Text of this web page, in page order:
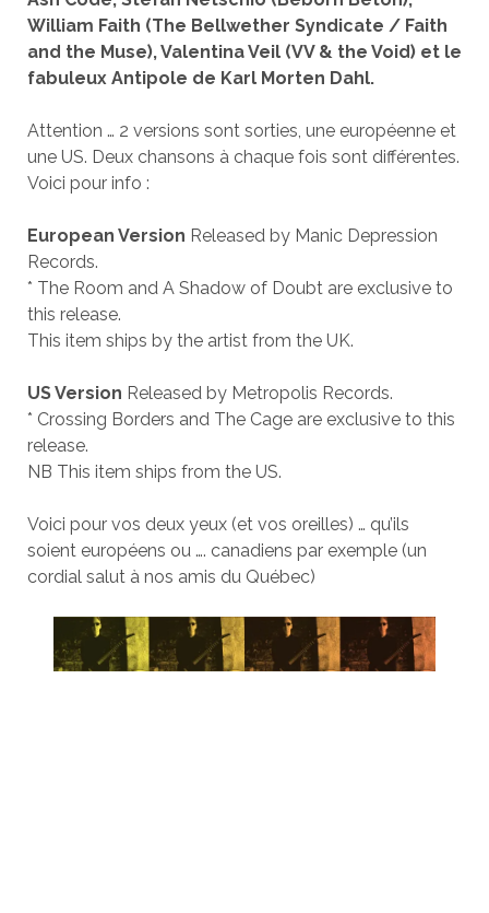
William Faith (The Bellwether Syndicate / Faith
and the Muse), Valentina Veil (VV & the Void) et le
fabuleux Antipole de Karl Morten Dahl.
Attention … 2 versions sont sorties, une européenne et
une US. Deux chansons à chaque fois sont différentes.
Voici pour info :
European Version Released by Manic Depression
Records.
* The Room and A Shadow of Doubt are exclusive to
this release.
This item ships by the artist from the UK.
US Version Released by Metropolis Records.
* Crossing Borders and The Cage are exclusive to this
release.
NB This item ships from the US.
Voici pour vos deux yeux (et vos oreilles) … qu’ils
soient européens ou …. canadiens par exemple (un
cordial salut à nos amis du Québec)